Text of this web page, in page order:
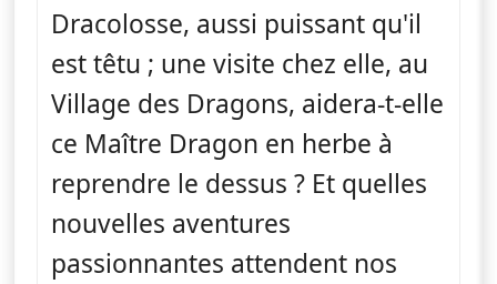
Dracolosse, aussi puissant qu'il
est têtu ; une visite chez elle, au
Village des Dragons, aidera-t-elle
ce Maître Dragon en herbe à
reprendre le dessus ? Et quelles
nouvelles aventures
passionnantes attendent nos